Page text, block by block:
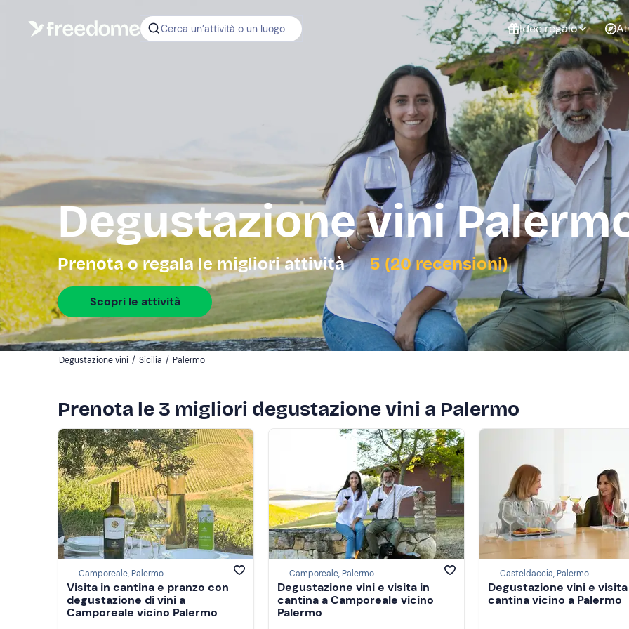
Cerca un’attività o un luogo Idee regalo
Non sai cosa
regalare?
Gift Card Freedome
Un regalo digitale che
lascia la libertà di
scegliere esperienze
outdoor in tutta Italia.
Regala una Gift Card
Esperienze da
regalare
Laurea
Degustazione vini
Prenota o regala le migliori attività 5 (20 recensioni)
Scopri le attività
Degustazione vini / Sicilia / Palermo
Prenota le 3 migliori degustazione vini a Palermo
Camporeale, Palermo
Visita in cantina e pranzo con
degustazione di vini a
Camporeale vicino Palermo
Camporeale, Palermo
Degustazione vini e visita in
cantina a Camporeale vicino
Palermo
Casteldaccia, Palermo
Degustazione vini e
cantina vicino a Palermo